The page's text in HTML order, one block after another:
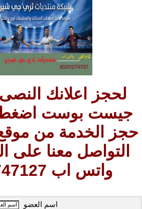
لحجز اعلانك النصى
جيست بوست اضغط
حجز الخدمة من
التواصل معنا على
واتس اب 01127747127
اسم العضو